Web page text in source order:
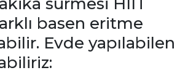
basen eritme
Evde yapılabilen